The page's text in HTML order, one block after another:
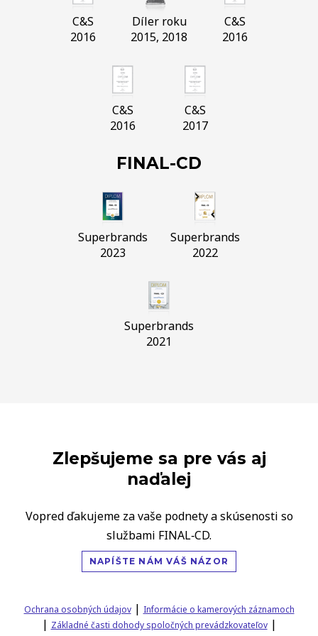
C&S
2016
Díler roku
2015, 2018
C&S
2016
C&S
2016
C&S
2017
FINAL-CD
Superbrands
2023
Superbrands
2022
Superbrands
2021
Zlepšujeme sa pre vás aj
naďalej
Vopred ďakujeme za vaše podnety a skúsenosti so
službami FINAL‑CD.
NAPÍŠTE NÁM VÁŠ NÁZOR
Ochrana osobných údajov| Informácie o kamerových záznamoch
| Základné časti dohody spoločných prevádzkovateľov|